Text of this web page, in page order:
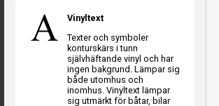
Vinyltext
Texter och symboler
konturskärs i tunn
självhäftande vinyl och har
ingen bakgrund. Lämpar sig
både utomhus och
inomhus. Vinyltext lämpar
sig utmärkt för båtar, bilar